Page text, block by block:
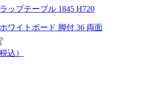
ップテーブル 1845 H720
込）